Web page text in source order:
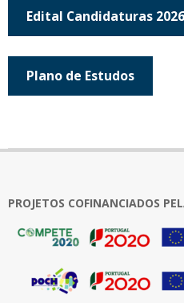
Carlos Crasto
Duarte Pereira
Gustavo Reina
Edital Candidaturas
Plano de Estudos
2026-
PROJETOS COFINANCIADOS